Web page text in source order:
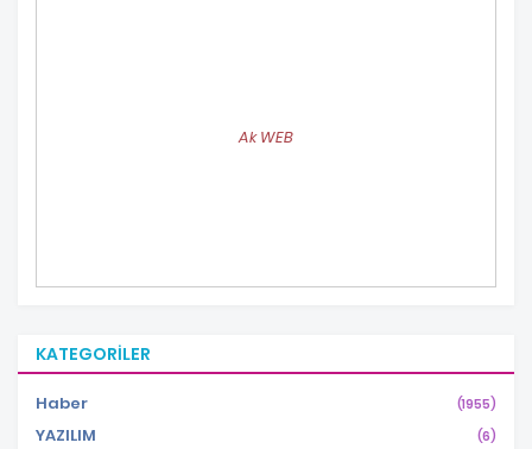
Ak WEB
KATEGORILER
Haber (1955)
YAZILIM (6)